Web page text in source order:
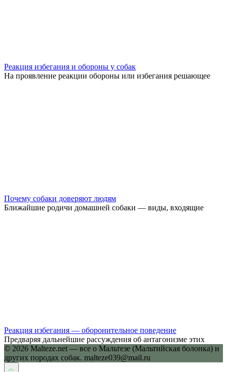
Реакция избегания и обороны у собак
На проявление реакции обороны или избегания решающее
Почему собаки доверяют людям
Ближайшие родичи домашней собаки — виды, входящие
Реакция избегания — оборонительное поведение
Предваряя дальнейшие рассуждения об антагонизме этих
© 2026 Malteze.net — все о Мальтезе (Мальтийская болонка) и
других породах собак. malteze039@mail.ru